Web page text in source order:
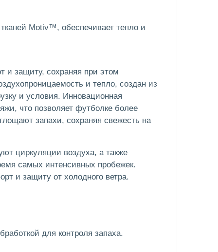
Motiv™, обеспечивает тепло и
и защиту, сохраняя при этом
и тепло, создан из
и условия. Инновационная
что позволяет футболке более
запахи, сохраняя свежесть на
циркуляции воздуха, а также
самых интенсивных пробежек.
и защиту от холодного ветра.
для контроля запаха.